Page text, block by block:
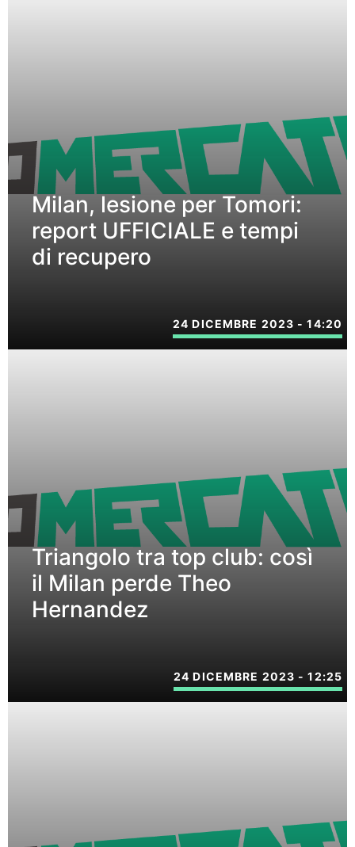
Milan, lesione per Tomori:
report UFFICIALE e tempi
di recupero
24 DICEMBRE 2023 - 14:20
Triangolo tra top club: così
il Milan perde Theo
Hernandez
24 DICEMBRE 2023 - 12:25